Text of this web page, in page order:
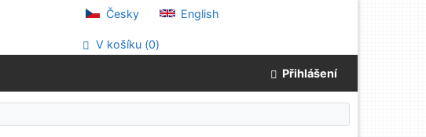
Česky English
V košíku (0)
Přihlášení